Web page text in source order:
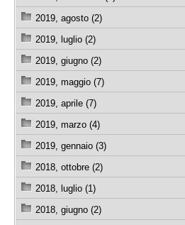
2019, agosto (2)
2019, luglio (2)
2019, giugno (2)
2019, maggio (7)
2019, aprile (7)
2019, marzo (4)
2019, gennaio (3)
2018, ottobre (2)
2018, luglio (1)
2018, giugno (2)